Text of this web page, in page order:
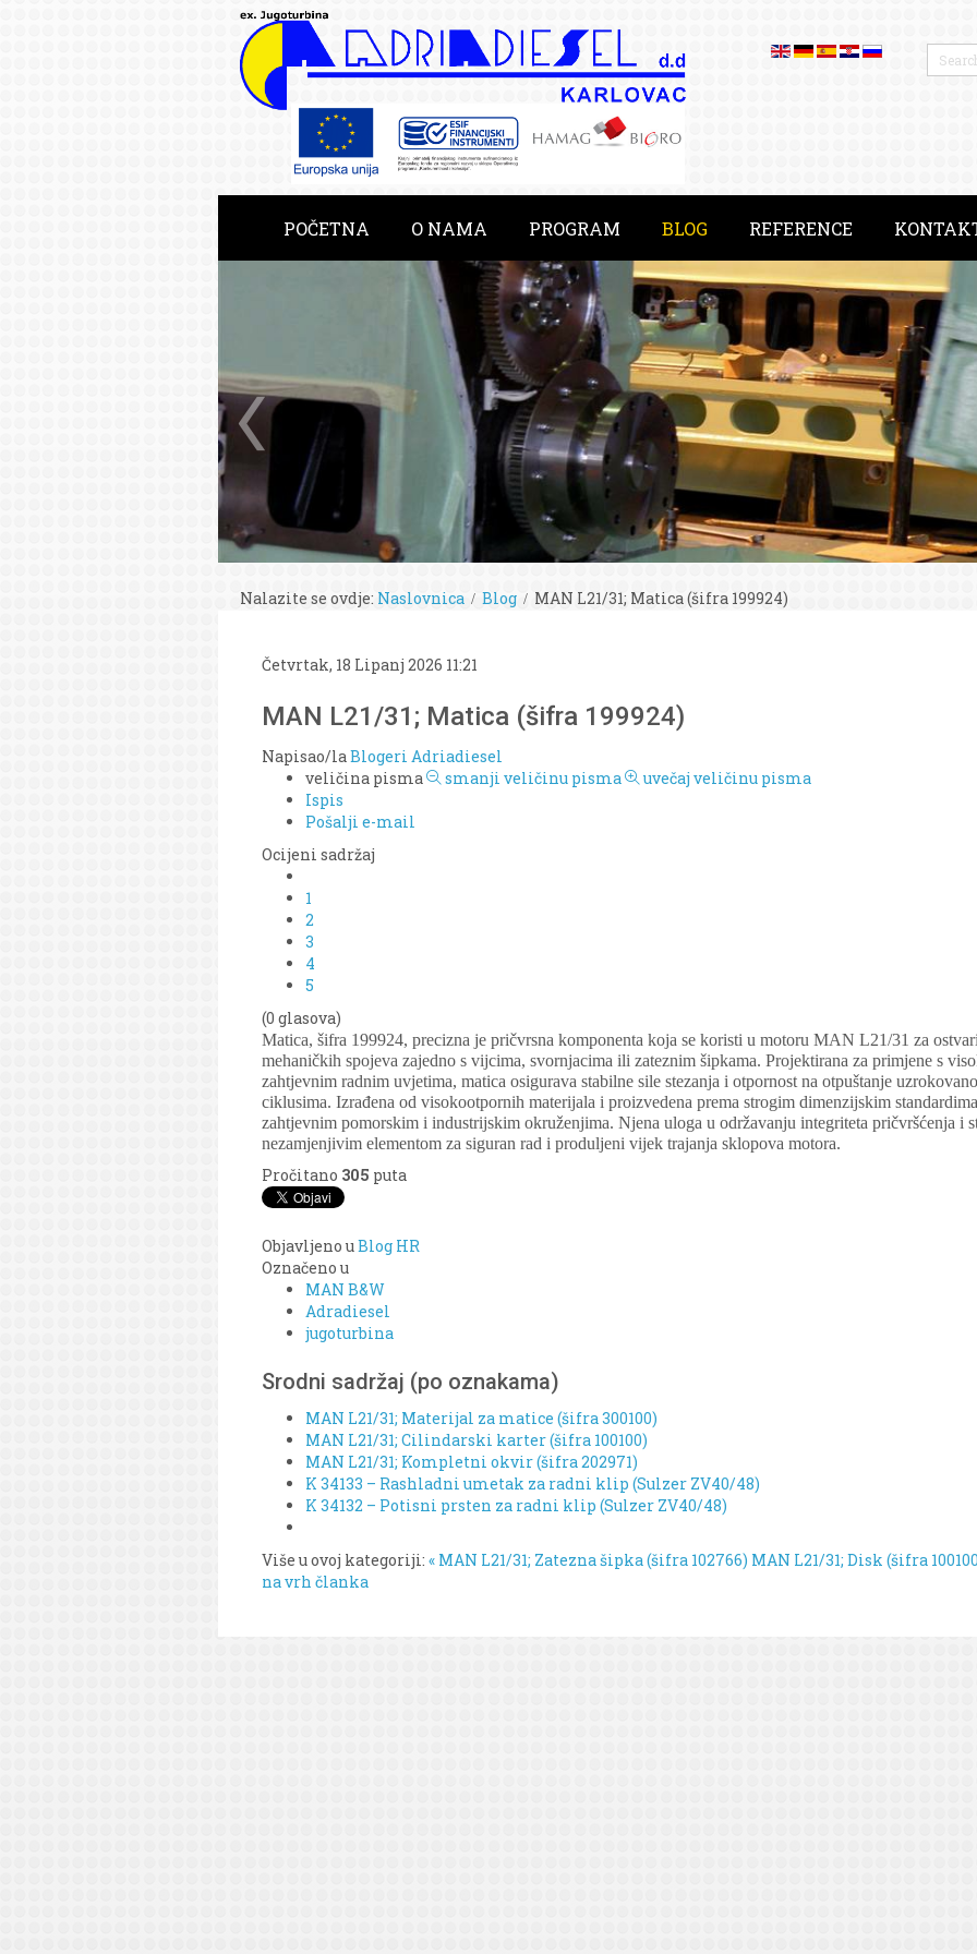
POČETNA O NAMA PROGRAM BLOG REFERENCE
RAZVOJNE USLUGE
Nalazite se ovdje: Naslovnica Blog MAN L21/31; Matica (šifra 199924)
Četvrtak, 18 Lipanj 2026 11:21
MAN L21/31; Matica (šifra 199924)
Napisao/laBlogeri Adriadiesel
veličina pisma
smanji veličinu pisma
uvečaj veličinu pisma
Ispis
Pošalji e-mail
Ocijeni sadržaj
1
2
3
4
5
(0 glasova)
Matica, šifra 199924, precizna je pričvrsna komponenta koja se koristi u motoru MAN L21/31 za
mehaničkih spojeva zajedno s vijcima, svornjacima ili zateznim šipkama. Projektirana za primjene s
zahtjevnim radnim uvjetima, matica osigurava stabilne sile stezanja i otpornost na otpuštanje
ciklusima. Izrađena od visokootpornih materijala i proizvedena prema strogim dimenzijskim
zahtjevnim pomorskim i industrijskim okruženjima. Njena uloga u održavanju integriteta pričvršćenja i
nezamjenjivim elementom za siguran rad i produljeni vijek trajanja sklopova motora.
Pročitano 305 puta
Objavljeno uBlog HR
Označeno u
MAN B&W
Adradiesel
jugoturbina
Srodni sadržaj (po oznakama)
MAN L21/31; Materijal za matice (šifra 300100)
MAN L21/31; Cilindarski karter (šifra 100100)
MAN L21/31; Kompletni okvir (šifra 202971)
K 34133 – Rashladni umetak za radni klip (Sulzer ZV40/48)
K 34132 – Potisni prsten za radni klip (Sulzer ZV40/48)
Više u ovoj kategoriji: « MAN L21/31; Zatezna šipka (šifra 102766) MAN L21/31; Disk (šifra
na vrh članka